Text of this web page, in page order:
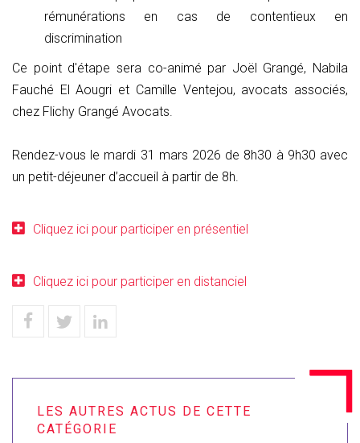
rémunérations en cas de contentieux en
discrimination
Ce point d'étape sera co-animé par Joël Grangé, Nabila
Fauché El Aougri et Camille Ventejou, avocats associés,
chez Flichy Grangé Avocats.
Rendez-vous le mardi 31 mars 2026 de 8h30 à 9h30 avec
un petit-déjeuner d’accueil à partir de 8h.
Cliquez ici pour participer en présentiel
Cliquez ici pour participer en distanciel